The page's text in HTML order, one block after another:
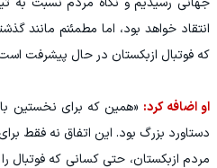
انتقاد خواهد بود، اما مطمئنم مانند
که فوتبال ازبکستان در حال پیشرفت
او اضافه کرد: «همین که برای نخستین
دستاورد بزرگ بود. این اتفاق نه فقط
مردم ازبکستان، حتی کسانی که فوتبال را